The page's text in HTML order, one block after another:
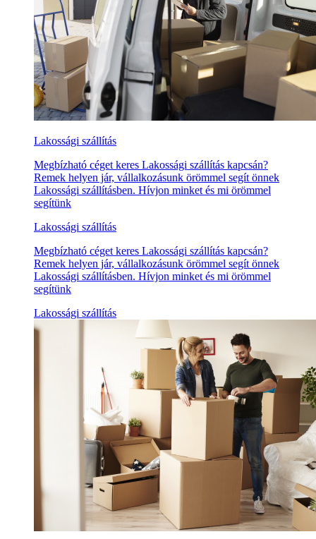
Lakossági szállítás
Megbízható céget keres Lakossági szállítás kapcsán?
Remek helyen jár, vállalkozásunk örömmel segít önnek
Lakossági szállításben. Hívjon minket és mi örömmel
segítünk
Lakossági szállítás
Megbízható céget keres Lakossági szállítás kapcsán?
Remek helyen jár, vállalkozásunk örömmel segít önnek
Lakossági szállításben. Hívjon minket és mi örömmel
segítünk
Lakossági szállítás